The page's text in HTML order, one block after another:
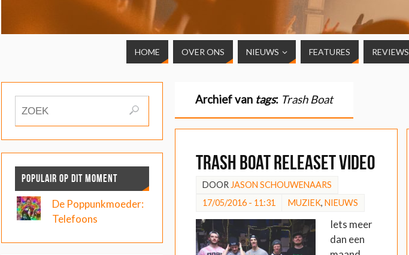
HOME OVER ONS NIEUWS FEATURES REVIEWS
Archief van tags: Trash Boat
Trash Boat releaset video
DOOR JASON SCHOUWENAARS
17/05/2016 - 11:31
MUZIEK, NIEUWS
Iets meer
dan een
POPULAIR OP DIT MOMENT
De Poppunkmoeder:
Telefoons